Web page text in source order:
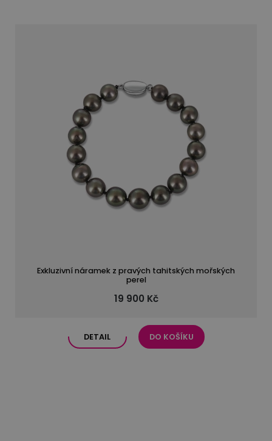
nebo sledujte náš
sdílíme zajímavosti i rady přímo z naší
dílny. Velmi rádi doporučujeme našim klientům,
ve shodě s mnoha módními stylisty,
pro každodenní užití kombinaci perlového
náramku s decentními náušnicemi, třeba typu
pecky. Vznikne tak jemná sada, která ozdobí tak
akorát a je vhodná jak do práce, tak i pro volné
Exkluzivní náramek z pravých tahitských mořských
perel
19 900 Kč
DETAIL DO KOŠÍKU